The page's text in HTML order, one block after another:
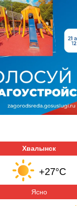
Хвалынск
+27°C
Ясно